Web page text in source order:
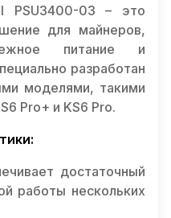
PSU3400-03 – это
для майнеров,
питание и
разработан
моделями, такими
Pro+ и KS6 Pro.
достаточный
работы нескольких